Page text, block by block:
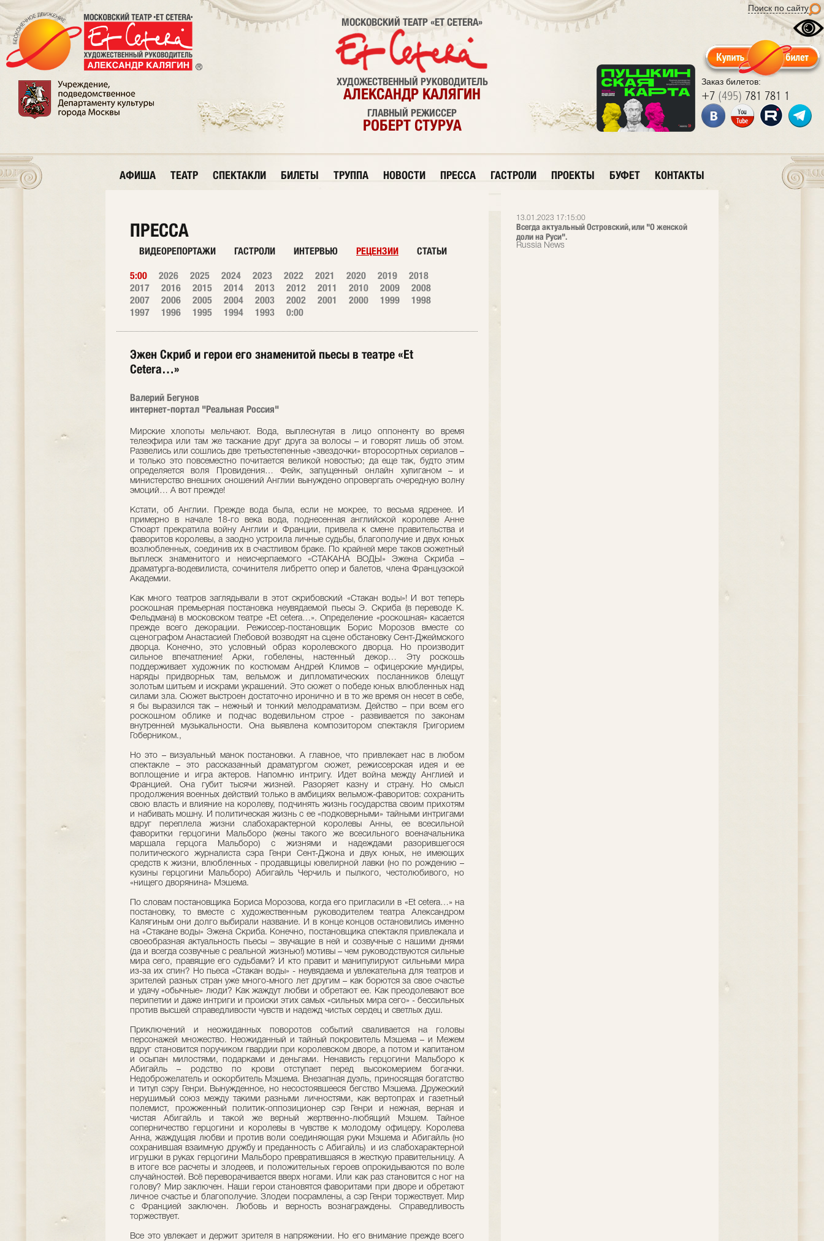
Поиск по сайту
Заказ билетов:
+7 (495) 781 781 1
МОСКОВСКИЙ ТЕАТР «ET CETERA»
ХУДОЖЕСТВЕННЫЙ РУКОВОДИТЕЛЬ
АЛЕКСАНДР КАЛЯГИН
ГЛАВНЫЙ РЕЖИССЕР
РОБЕРТ СТУРУА
АФИША ТЕАТР СПЕКТАКЛИ БИЛЕТЫ ТРУППА НОВОСТИ ПРЕССА ГАСТРОЛИ ПРОЕКТЫ БУФЕТ КОНТАКТЫ
13.01.2023 17:15:00
Всегда актуальный Островский, или "О женской
доли на Руси".
Russia News
ПРЕССА
ВИДЕОРЕПОРТАЖИ ГАСТРОЛИ ИНТЕРВЬЮ РЕЦЕНЗИИ СТАТЬИ
5:00 2026 2025 2024 2023 2022 2021 2020 2019
2018
2017
2016 2015 2014 2013 2012 2011 2010 2009
2008
2007
2006 2005 2004 2003 2002 2001 2000 1999
1998
1997
1996 1995 1994 1993 0:00
Эжен Скриб и герои его знаменитой пьесы в театре «Et
Сeterа…»
Валерий Бегунов
интернет-портал "Реальная Россия"
Мирские хлопоты мельчают. Вода, выплеснутая в лицо оппоненту во время
телеэфира или там же таскание друг друга за волосы – и говорят лишь об этом.
Развелись или сошлись две третьестепенные «звездочки» второсортных сериалов –
и только это повсеместно почитается великой новостью; да еще так, будто этим
определяется воля Провидения… Фейк, запущенный онлайн хулиганом – и
министерство внешних сношений Англии вынуждено опровергать очередную волну
эмоций… А вот прежде!
Кстати, об Англии. Прежде вода была, если не мокрее, то весьма ядренее. И
примерно в начале 18-го века вода, поднесенная английской королеве Анне
Стюарт прекратила войну Англии и Франции, привела к смене правительства и
фаворитов королевы, а заодно устроила личные судьбы, благополучие и двух юных
возлюбленных, соединив их в счастливом браке. По крайней мере таков сюжетный
выплеск знаменитого и неисчерпаемого «СТАКАНА ВОДЫ» Эжена Скриба –
драматурга-водевилиста, сочинителя либретто опер и балетов, члена Французской
Академии.
Как много театров заглядывали в этот скрибовский «Стакан воды»! И вот теперь
роскошная премьерная постановка неувядаемой пьесы Э. Скриба (в переводе К.
Фельдмана) в московском театре «Et ceterа…». Определение «роскошная» касается
прежде всего декорации. Режиссер-постановщик Борис Морозов вместе со
сценографом Анастасией Глебовой возводят на сцене обстановку Сент-Джеймского
дворца. Конечно, это условный образ королевского дворца. Но производит
сильное впечатление! Арки, гобелены, настенный декор… Эту роскошь
поддерживает художник по костюмам Андрей Климов – офицерские мундиры,
наряды придворных там, вельмож и дипломатических посланников блещут
золотым шитьем и искрами украшений. Это сюжет о победе юных влюбленных над
силами зла. Сюжет выстроен достаточно иронично и в то же время он несет в себе,
я бы выразился так – нежный и тонкий мелодраматизм. Действо – при всем его
роскошном облике и подчас водевильном строе - развивается по законам
внутренней музыкальности. Она выявлена композитором спектакля Григорием
Гоберником.,
Но это – визуальный манок постановки. А главное, что привлекает нас в любом
спектакле – это рассказанный драматургом сюжет, режиссерская идея и ее
воплощение и игра актеров. Напомню интригу. Идет война между Англией и
Францией. Она губит тысячи жизней. Разоряет казну и страну. Но смысл
продолжения военных действий только в амбициях вельмож-фаворитов: сохранить
свою власть и влияние на королеву, подчинять жизнь государства своим прихотям
и набивать мошну. И политическая жизнь с ее «подковерными» тайными интригами
вдруг переплела жизни слабохарактерной королевы Анны, ее всесильной
фаворитки герцогини Мальборо (жены такого же всесильного военачальника
маршала герцога Мальборо) с жизнями и надеждами разорившегося
политического журналиста сэра Генри Сент-Джона и двух юных, не имеющих
средств к жизни, влюбленных - продавщицы ювелирной лавки (но по рождению –
кузины герцогини Мальборо) Абигайль Черчиль и пылкого, честолюбивого, но
«нищего дворянина» Мэшема.
По словам постановщика Бориса Морозова, когда его пригласили в «Et ceterа…» на
постановку, то вместе с художественным руководителем театра Александром
Калягиным они долго выбирали название. И в конце концов остановились именно
на «Стакане воды» Эжена Скриба. Конечно, постановщика спектакля привлекала и
своеобразная актуальность пьесы – звучащие в ней и созвучные с нашими днями
(да и всегда созвучные с реальной жизнью!) мотивы – чем руководствуются сильные
мира сего, правящие его судьбами? И кто правит и манипулируют сильными мира
из-за их спин? Но пьеса «Стакан воды» - неувядаема и увлекательна для театров и
зрителей разных стран уже много-много лет другим – как борются за свое счастье
и удачу «обычные» люди? Как жаждут любви и обретают ее. Как преодолевают все
перипетии и даже интриги и происки этих самых «сильных мира сего» - бессильных
против высшей справедливости чувств и надежд чистых сердец и светлых душ.
Приключений и неожиданных поворотов событий сваливается на головы
персонажей множество. Неожиданный и тайный покровитель Мэшема – и Межем
вдруг становится поручиком гвардии при королевском дворе, а потом и капитаном
и осыпан милостями, подарками и деньгами. Ненависть герцогини Мальборо к
Абигайль – родство по крови отступает перед высокомерием богачки.
Недоброжелатель и оскорбитель Мэшема. Внезапная дуэль, приносящая богатство
и титул сэру Генри. Вынужденное, но несостоявшееся бегство Мэшема. Дружеский
нерушимый союз между такими разными личностями, как вертопрах и газетный
полемист, прожженный политик-оппозиционер сэр Генри и нежная, верная и
чистая Абигайль и такой же верный жертвенно-любящий Мэшем. Тайное
соперничество герцогини и королевы в чувстве к молодому офицеру. Королева
Анна, жаждущая любви и против воли соединяющая руки Мэшема и Абигайль (но
сохранившая взаимную дружбу и преданность с Абигайль) и из слабохарактерной
игрушки в руках герцогини Мальборо превратившаяся в жесткую правительницу. А
в итоге все расчеты и злодеев, и положительных героев опрокидываются по воле
случайностей. Всё переворачивается вверх ногами. Или как раз становится с ног на
голову? Мир заключен. Наши герои становятся фаворитами при дворе и обретают
личное счастье и благополучие. Злодеи посрамлены, а сэр Генри торжествует. Мир
с Францией заключен. Любовь и верность вознаграждены. Справедливость
торжествует.
Все это увлекает и держит зрителя в напряжении. Но его внимание прежде всего